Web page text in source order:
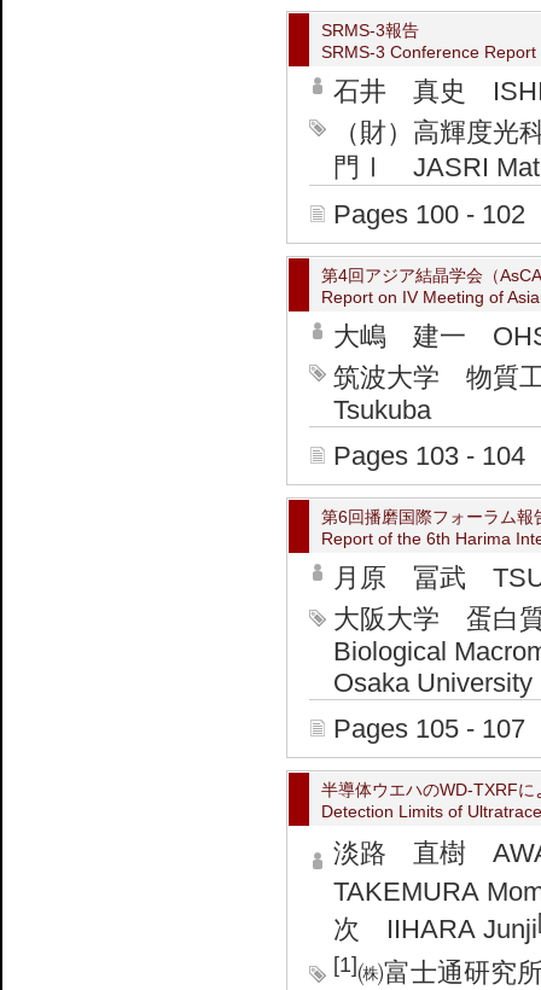
SRMS-3報告
SRMS-3 Conference Report
石井 真史
（財）高輝度
門Ⅰ JASRI
Pages 100 - 102
第4回アジア結晶学会（
Report on IV Meeting of
大嶋 建一
筑波大学 物質
Tsukuba
Pages 103 - 104
第6回播磨国際フォーラム報
Report of the 6th Harima
月原 冨武
大阪大学 蛋白
Biological
Osaka University
Pages 105 - 107
半導体ウエハのWD-TXRF
Detection Limits of
淡路 直樹
TAKEMURA
次 IIHARA Junji
[1]㈱富士通研究